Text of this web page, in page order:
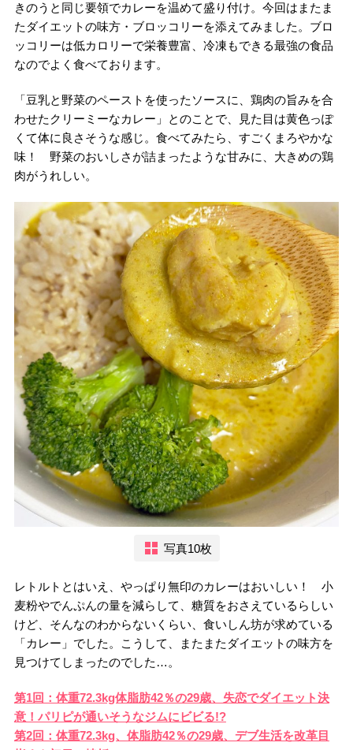
きのうと同じ要領でカレーを温めて盛り付け。今回はまたま
たダイエットの味方・ブロッコリーを添えてみました。ブロ
ッコリーは低カロリーで栄養豊富、冷凍もできる最強の食品
なのでよく食べております。
「豆乳と野菜のペーストを使ったソースに、鶏肉の旨みを合
わせたクリーミーなカレー」とのことで、見た目は黄色っぽ
くて体に良さそうな感じ。食べてみたら、すごくまろやかな
味！ 野菜のおいしさが詰まったような甘みに、大きめの鶏
肉がうれしい。
写真10枚
レトルトとはいえ、やっぱり無印のカレーはおいしい！ 小
麦粉やでんぷんの量を減らして、糖質をおさえているらしい
けど、そんなのわからないくらい、食いしん坊が求めている
「カレー」でした。こうして、またまたダイエットの味方を
見つけてしまったのでした…。
第1回：体重72.3kg体脂肪42％の29歳、失恋でダイエット決
意！パリピが通いそうなジムにビビる!?
第2回：体重72.3kg、体脂肪42％の29歳、デブ生活を改革目